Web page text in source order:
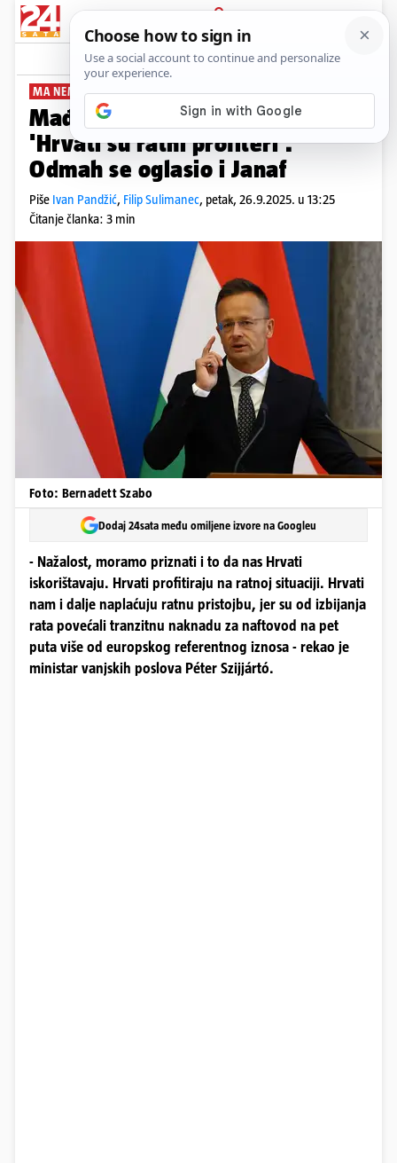
PRIJAVA
News Komentari
MA NEMOJ
Mađar žestoko opleo u UN-u:
'Hrvati su ratni profiteri'.
Odmah se oglasio i Janaf
Piše Ivan Pandžić, Filip Sulimanec, petak, 26.9.2025. u 13:25
Čitanje članka: 3 min
Foto: Bernadett Szabo
Dodaj 24sata među omiljene izvore na Googleu
- Nažalost, moramo priznati i to da nas Hrvati
iskorištavaju. Hrvati profitiraju na ratnoj situaciji. Hrvati
nam i dalje naplaćuju ratnu pristojbu, jer su od izbijanja
rata povećali tranzitnu naknadu za naftovod na pet
puta više od europskog referentnog iznosa - rekao je
ministar vanjskih poslova Péter Szijjártó.